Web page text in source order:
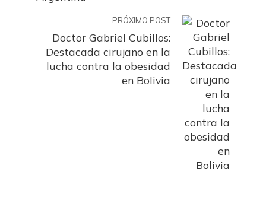
PRÓXIMO POST
Doctor Gabriel Cubillos:
Destacada cirujano en la
lucha contra la obesidad
en Bolivia